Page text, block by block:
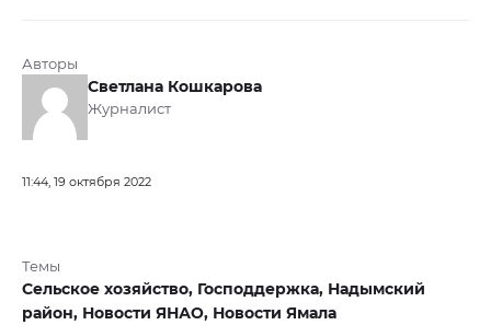
Авторы
Светлана Кошкарова
Журналист
11:44, 19 октября 2022
Темы
Сельское хозяйство, Господдержка, Надымский
район, Новости ЯНАО, Новости Ямала